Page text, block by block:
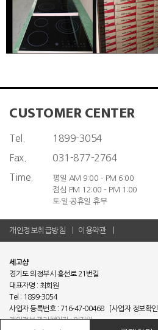
CUSTOMER CENTER
Tel. 1899-3054
Fax.
031-877-2764
Time.
평일 AM 9:00 - PM 6:00
점심 PM 12:00 - PM 1:00
토·일·공휴일 휴무
개인정보취급방침 이용약관
세고샵
경기도 의정부시 흥선로 21번길
대표자명 : 최희원
Tel : 1899-3054
사업자 등록번호 : 716-47-00468
[사업자 정보확인]
개인정보 관리책임자 : 이지원